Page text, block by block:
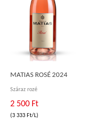
MATIAS ROSÉ 2024
Száraz rozé
2 500 Ft
(3 333 Ft/L)